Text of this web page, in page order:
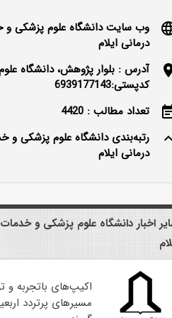
وب سایت دانشگاه علوم پزشکی و
درمانی ایلام
آدرس : بلوار پژوهش، دانشگاه
کدپستی:6939177143
تعداد مطالب : 4420
keyboard_arrow_up
رتبه‌بندی دانشگاه علوم پزشکی و
درمانی ایلام
اخبار دانشگاه علوم پزشکی و
اکیپ‌های باتجربه و
مسیرهای پرتردد